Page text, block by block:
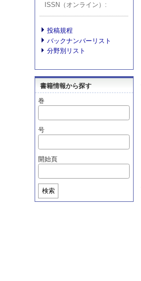
ISSN（オンライン）
投稿規程
バックナンバーリスト
分野別リスト
書籍情報から探す
巻
号
開始頁
検索